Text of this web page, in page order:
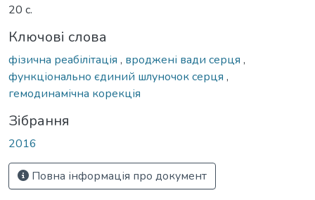
20 с.
Ключові слова
фізична реабілітація , вроджені вади серця ,
функціонально єдиний шлуночок серця ,
гемодинамічна корекція
Зібрання
2016
Повна інформація про документ